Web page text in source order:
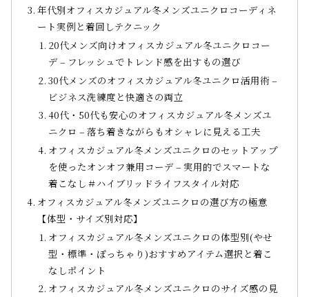
年代別オフィスカジュアル冬メンズユニクロコーディネ
ート実例と着回しテクニック
20代メンズ向けオフィスカジュアル冬ユニクロコー
デ – フレッシュでトレンド感を出すもの選び
30代メンズのオフィスカジュアル冬ユニクロ活用術 –
ビジネス洗練度と快適さの両立
40代・50代も安心のオフィスカジュアル冬メンズユ
ニクロ – 落ち着きながらもオシャレに見える工夫
オフィスカジュアル冬メンズユニクロのセットアップ
を使ったオンオフ兼用コーデ – 実用的でスマートな
着こなし＃ハイブリッドライフスタイル対応
オフィスカジュアル冬メンズユニクロの選び方の極意
【体型・サイズ別対応】
オフィスカジュアル冬メンズユニクロの体型別(やせ
型・標準・ぽっちゃり)おすすめアイテム選択と着こ
なしポイント
オフィスカジュアル冬メンズユニクロのサイズ感の見